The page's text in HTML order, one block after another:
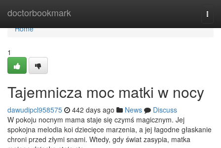
doctorbookmark
Home
Home
1
Tajemnicza moc matki w nocy
dawudipcl958575 442 days ago News
Discuss
W pokoju nocnym mama staje się czymś magicznym. Jej
spokojna melodia koi dziecięce marzenia, a jej łagodne głaskanie
chroni przed złymi snami. Wtedy, gdy świat zasypia, matka